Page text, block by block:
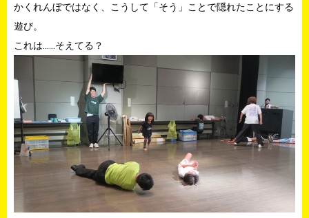
かくれんぼではなく、こうして「そう」ことで隠れたことにする
遊び。
これは……そえてる？